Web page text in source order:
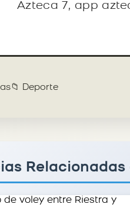
Azteca 7, app
📁 Deporte
Relacionadas